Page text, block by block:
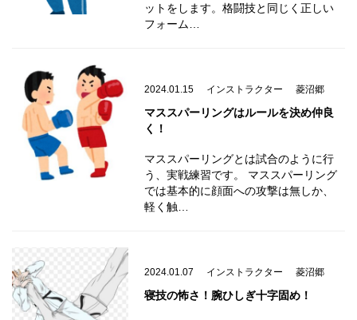
ットをします。格闘技と同じく正しい
フォーム…
2024.01.15 インストラクター 菱沼郷
マススパーリングはルールを決め仲良
く！
マススパーリングとは試合のように行
う、実戦練習です。 マススパーリング
では基本的に顔面への攻撃は無しか、
軽く触…
2024.01.07 インストラクター 菱沼郷
寝技の怖さ！腕ひしぎ十字固め！